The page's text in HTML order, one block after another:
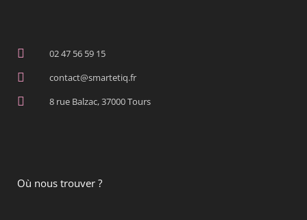
02 47 56 59 15
contact@smartetiq.fr
8 rue Balzac, 37000 Tours
Où nous trouver ?